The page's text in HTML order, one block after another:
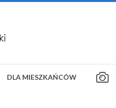
DLA MIESZKAŃCÓW